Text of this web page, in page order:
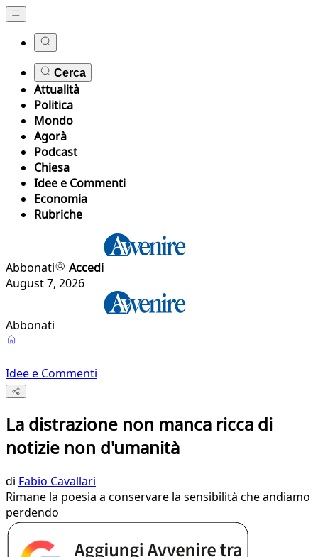
Cerca
Attualità
Politica
Mondo
Agorà
Podcast
Chiesa
Idee e Commenti
Economia
Rubriche
Abbonati
Accedi
August 7, 2026
Abbonati
Idee e Commenti
La distrazione non manca ricca di
notizie non d'umanità
di Fabio Cavallari
Rimane la poesia a conservare la sensibilità che andiamo
perdendo